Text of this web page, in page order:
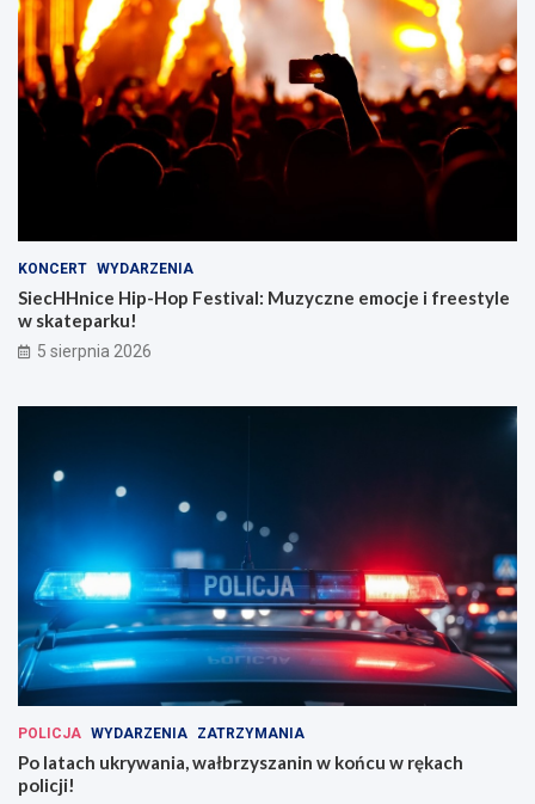
KONCERT WYDARZENIA
SiecHHnice Hip-Hop Festival: Muzyczne emocje i freestyle
w skateparku!
5 sierpnia 2026
POLICJA WYDARZENIA ZATRZYMANIA
Po latach ukrywania, wałbrzyszanin w końcu w rękach
policji!